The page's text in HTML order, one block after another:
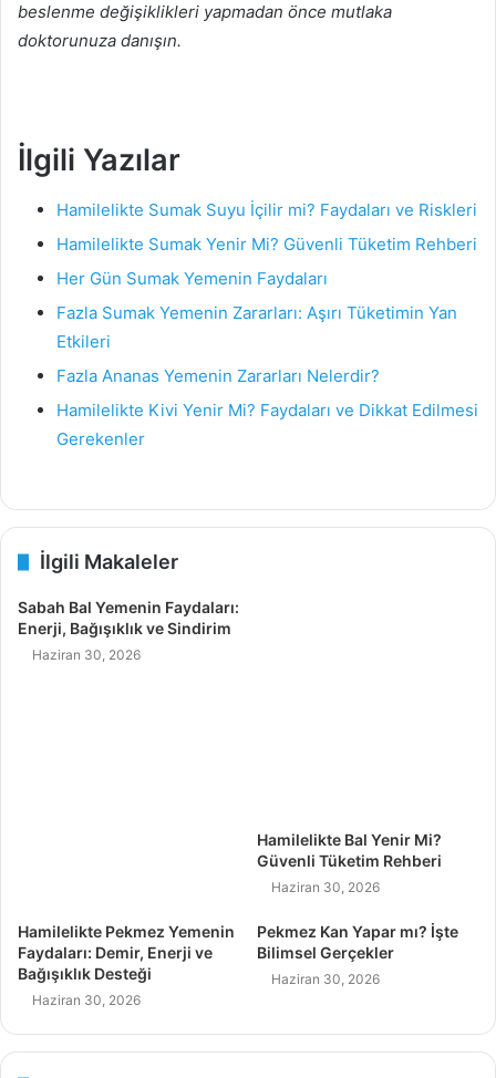
beslenme değişiklikleri yapmadan önce mutlaka
doktorunuza danışın.
İlgili Yazılar
Hamilelikte Sumak Suyu İçilir mi? Faydaları ve Riskleri
Hamilelikte Sumak Yenir Mi? Güvenli Tüketim Rehberi
Her Gün Sumak Yemenin Faydaları
Fazla Sumak Yemenin Zararları: Aşırı Tüketimin Yan
Etkileri
Fazla Ananas Yemenin Zararları Nelerdir?
Hamilelikte Kivi Yenir Mi? Faydaları ve Dikkat Edilmesi
Gerekenler
İlgili Makaleler
Sabah Bal Yemenin Faydaları:
Enerji, Bağışıklık ve Sindirim
Haziran 30, 2026
Hamilelikte Bal Yenir Mi?
Güvenli Tüketim Rehberi
Haziran 30, 2026
Hamilelikte Pekmez Yemenin
Faydaları: Demir, Enerji ve
Bağışıklık Desteği
Haziran 30, 2026
Pekmez Kan Yapar mı? İşte
Bilimsel Gerçekler
Haziran 30, 2026